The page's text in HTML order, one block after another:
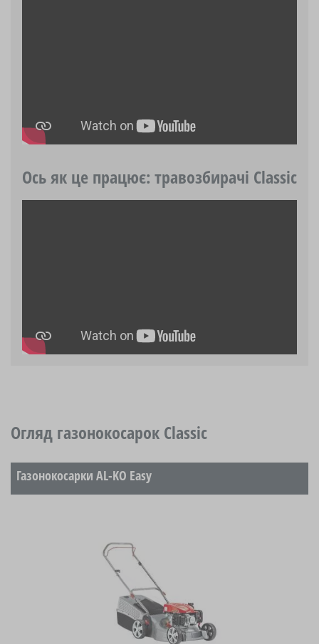
Ось як це працює: травозбирачі Classic
Огляд газонокосарок Classic
Газонокосарки AL-KO Easy